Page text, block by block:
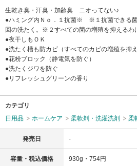
生乾き臭・汗臭・加齢臭 ニオってない♪
●ハミング内Ｎｏ．１抗菌※ ※１抗菌できる
回の洗たく。※２すべての菌の増殖を抑えるわ
●夜干しもＯＫ
●洗たく槽も防カビ（すべてのカビの増殖を抑
●花粉ブロック（静電気を防ぐ）
●洗たくジワを防ぐ
●リフレッシュグリーンの香り
カテゴリ
日用品
ホームケア 柔軟剤・洗濯洗剤 柔
発売日 -
容量・税込価格 930g・754円